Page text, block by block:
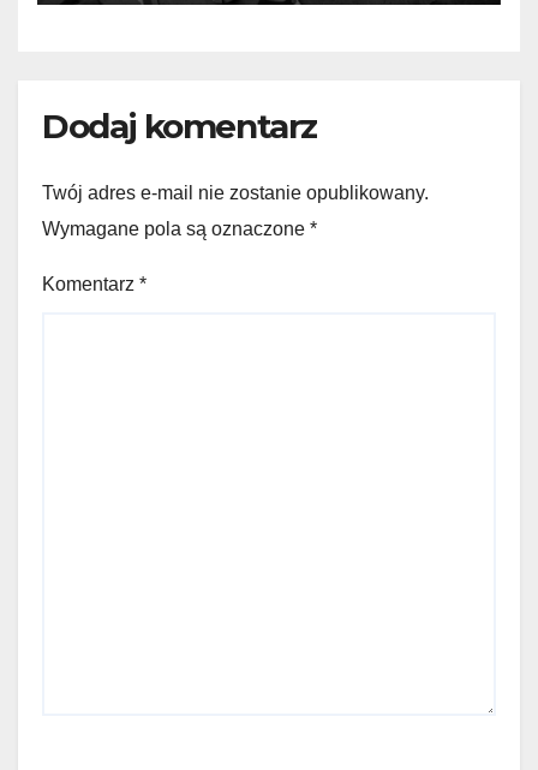
Dodaj komentarz
Twój adres e-mail nie zostanie opublikowany.
Wymagane pola są oznaczone *
Komentarz *